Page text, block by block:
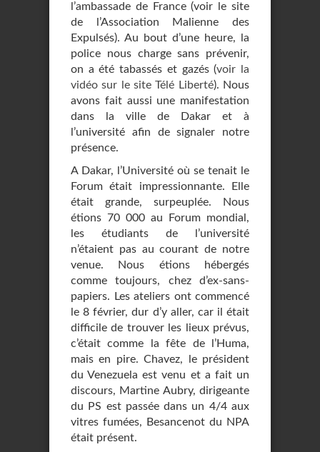
l’ambassade de France (voir le site
de l’Association Malienne des
Expulsés). Au bout d’une heure, la
police nous charge sans prévenir,
on a été tabassés et gazés (voir la
vidéo sur le site Télé Liberté). Nous
avons fait aussi une manifestation
dans la ville de Dakar et à
l’université afin de signaler notre
présence.
A Dakar, l’Université où se tenait le
Forum était impressionnante. Elle
était grande, surpeuplée. Nous
étions 70 000 au Forum mondial,
les étudiants de l’université
n’étaient pas au courant de notre
venue. Nous étions hébergés
comme toujours, chez d’ex-sans-
papiers. Les ateliers ont commencé
le 8 février, dur d’y aller, car il était
difficile de trouver les lieux prévus,
c’était comme la fête de l’Huma,
mais en pire. Chavez, le président
du Venezuela est venu et a fait un
discours, Martine Aubry, dirigeante
du PS est passée dans un 4/4 aux
vitres fumées, Besancenot du NPA
était présent.